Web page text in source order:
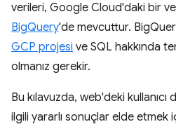
verileri, Google Cloud'daki bir
BigQuery'de mevcuttur.
GCP projesi ve SQL hakkında
olmanız gerekir.
Bu kılavuzda, web'deki
ilgili yararlı sonuçlar elde etmek